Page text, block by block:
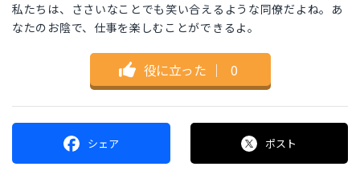
私たちは、ささいなことでも笑い合えるような同僚だよね。あ
なたのお陰で、仕事を楽しむことができるよ。
役に立った ｜ 0
シェア ポスト